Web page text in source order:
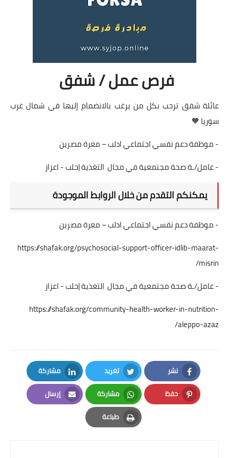
فرص عمل / شفق
عائلة شفق ترحب بكل من يرغب بالانضمام إليها في شمال غرب
سوريا 🧡
- موظفة دعم نفسي اجتماعي ادلب – معرة مصرين
- عامل/ـة صحة مجتمعية في مجال التغذية |حلب - اعزاز
يمكنكم التقدم من خلال الروابط الموجودة
- موظفة دعم نفسي اجتماعي ادلب – معرة مصرين
https://shafak.org/psychosocial-support-officer-idlib-maarat-
misrin/
- عامل/ـة صحة مجتمعية في مجال التغذية |حلب - اعزاز
https://shafak.org/community-health-worker-in-nutrition-
aleppo-azaz/
نشر
Facebook
تغريد
Twitter
مشاركة
LinkedIn
حفظ
Pinterest
مشاركة
Whatsapp
إرسال
Email
طباعة
Print